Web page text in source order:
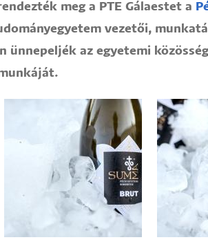
meg a PTE Gálaestet a
vezetői,
ünnepeljék az egyetemi